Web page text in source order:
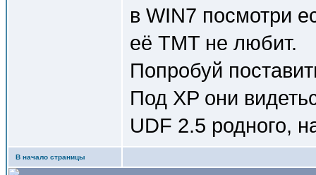
в WIN7 посмотри
её TMT не любит.
Попробуй
Под XP они
UDF 2.5 родного,
В начало страницы